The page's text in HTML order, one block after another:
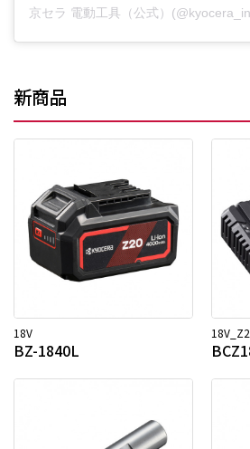
新商品
18V
BZ-1840L